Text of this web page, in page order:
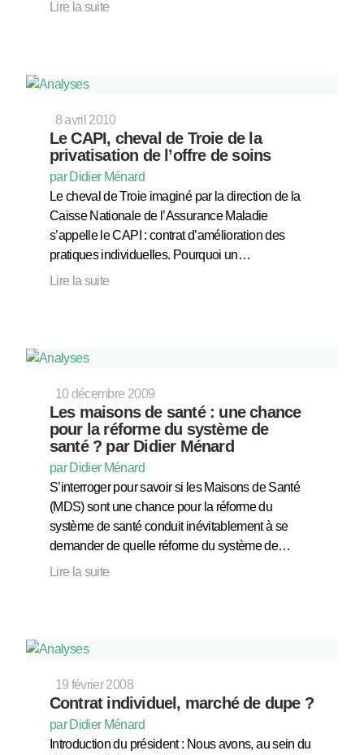
Lire la suite
8 avril 2010
Le CAPI, cheval de Troie de la
privatisation de l’offre de soins
par Didier Ménard
Le cheval de Troie imaginé par la direction de la
Caisse Nationale de l’Assurance Maladie
s’appelle le CAPI : contrat d’amélioration des
pratiques individuelles. Pourquoi un…
Lire la suite
10 décembre 2009
Les maisons de santé : une chance
pour la réforme du système de
santé ? par Didier Ménard
par Didier Ménard
S’interroger pour savoir si les Maisons de Santé
(MDS) sont une chance pour la réforme du
système de santé conduit inévitablement à se
demander de quelle réforme du système de…
Lire la suite
19 février 2008
Contrat individuel, marché de dupe ?
par Didier Ménard
Introduction du président : Nous avons, au sein du